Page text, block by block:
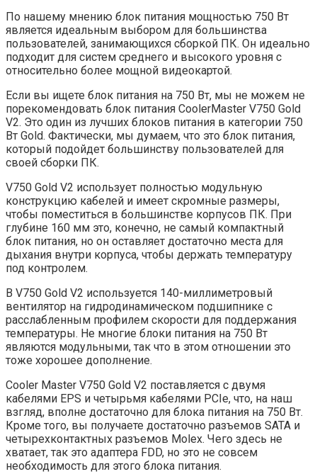
По нашему мнению блок питания мощностью 750 Вт
является идеальным выбором для большинства
пользователей, занимающихся сборкой ПК. Он идеально
подходит для систем среднего и высокого уровня с
относительно более мощной видеокартой.
Если вы ищете блок питания на 750 Вт, мы не можем не
порекомендовать блок питания CoolerMaster V750 Gold
V2. Это один из лучших блоков питания в категории 750
Вт Gold. Фактически, мы думаем, что это блок питания,
который подойдет большинству пользователей для
своей сборки ПК.
V750 Gold V2 использует полностью модульную
конструкцию кабелей и имеет скромные размеры,
чтобы поместиться в большинстве корпусов ПК. При
глубине 160 мм это, конечно, не самый компактный
блок питания, но он оставляет достаточно места для
дыхания внутри корпуса, чтобы держать температуру
под контролем.
В V750 Gold V2 используется 140-миллиметровый
вентилятор на гидродинамическом подшипнике с
расслабленным профилем скорости для поддержания
температуры. Не многие блоки питания на 750 Вт
являются модульными, так что в этом отношении это
тоже хорошее дополнение.
Cooler Master V750 Gold V2 поставляется с двумя
кабелями EPS и четырьмя кабелями PCIe, что, на наш
взгляд, вполне достаточно для блока питания на 750 Вт.
Кроме того, вы получаете достаточно разъемов SATA и
четырехконтактных разъемов Molex. Чего здесь не
хватает, так это адаптера FDD, но это не совсем
необходимость для этого блока питания.